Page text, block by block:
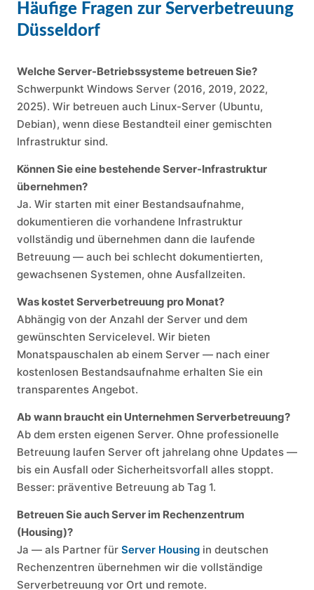
Häufige Fragen zur Serverbetreuung
Düsseldorf
Welche Server-Betriebssysteme betreuen Sie?
Schwerpunkt Windows Server (2016, 2019, 2022,
2025). Wir betreuen auch Linux-Server (Ubuntu,
Debian), wenn diese Bestandteil einer gemischten
Infrastruktur sind.
Können Sie eine bestehende Server-Infrastruktur
übernehmen?
Ja. Wir starten mit einer Bestandsaufnahme,
dokumentieren die vorhandene Infrastruktur
vollständig und übernehmen dann die laufende
Betreuung — auch bei schlecht dokumentierten,
gewachsenen Systemen, ohne Ausfallzeiten.
Was kostet Serverbetreuung pro Monat?
Abhängig von der Anzahl der Server und dem
gewünschten Servicelevel. Wir bieten
Monatspauschalen ab einem Server — nach einer
kostenlosen Bestandsaufnahme erhalten Sie ein
transparentes Angebot.
Ab wann braucht ein Unternehmen Serverbetreuung?
Ab dem ersten eigenen Server. Ohne professionelle
Betreuung laufen Server oft jahrelang ohne Updates —
bis ein Ausfall oder Sicherheitsvorfall alles stoppt.
Besser: präventive Betreuung ab Tag 1.
Betreuen Sie auch Server im Rechenzentrum
(Housing)?
Ja — als Partner für Server Housing in deutschen
Rechenzentren übernehmen wir die vollständige
Serverbetreuung vor Ort und remote.